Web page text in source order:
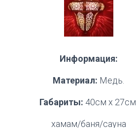
Информация:
Материал: Медь.
Габариты: 40см х 27см.
хамам/баня/сауна